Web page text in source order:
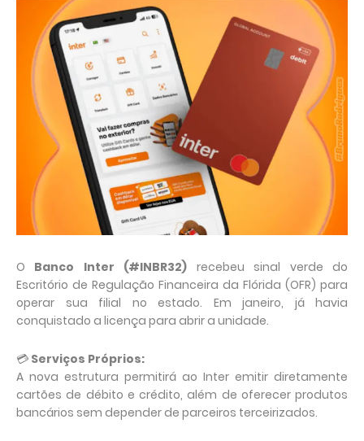
O Banco Inter (#INBR32) recebeu sinal verde do
Escritório de Regulação Financeira da Flórida (OFR) para
operar sua filial no estado. Em janeiro, já havia
conquistado a licença para abrir a unidade.
💳 Serviços Próprios:
A nova estrutura permitirá ao Inter emitir diretamente
cartões de débito e crédito, além de oferecer produtos
bancários sem depender de parceiros terceirizados.